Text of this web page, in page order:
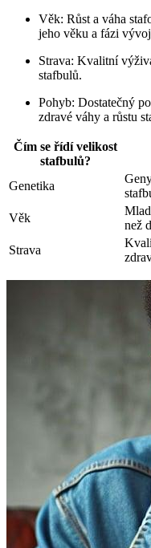
Věk: Růst a váha
jeho věku a fázi
Strava: Kvalitní
stafbulů.
Pohyb: Dostatečný
zdravé váhy a růstu
Čím se řídí velikost
stafbulů?
Genetika
Věk
než
Strava